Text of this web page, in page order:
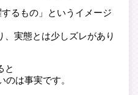
るもの」というイメージ
、実態とは少しズレがあり
と
のは事実です。